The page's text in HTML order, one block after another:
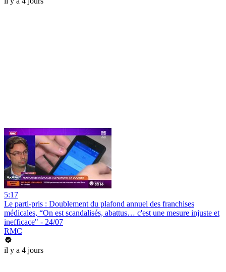
5:17
Le parti-pris : Doublement du plafond annuel des franchises
médicales, “On est scandalisés, abattus… c'est une mesure injuste et
inefficace" - 24/07
RMC
il y a 4 jours